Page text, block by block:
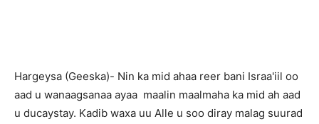
Hargeysa (Geeska)- Nin ka mid ahaa reer bani Israa'iil oo
aad u wanaagsanaa ayaa maalin maalmaha ka mid ah aad
u ducaystay. Kadib waxa uu Alle u soo diray malag suurad